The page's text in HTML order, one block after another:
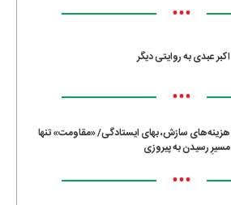
•••
اکبر عبدی به روایتی دیگر
•••
هزینه‌های سازش، بهای ایستادگی/ «مقاومت» تنها
مسیرِ رسیدن به پیروزی
•••